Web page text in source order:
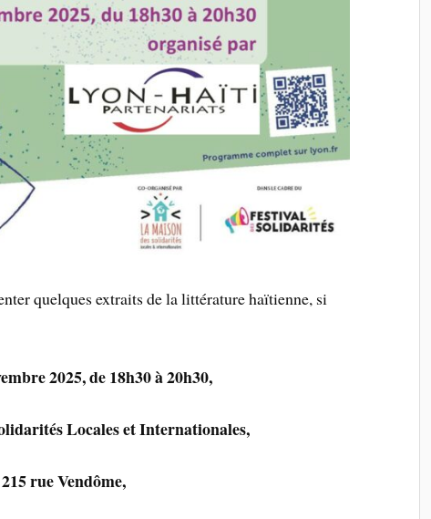
quelques extraits de la littérature haïtienne, si
2025, de 18h30 à 20h30,
Locales et Internationales,
215 rue Vendôme,